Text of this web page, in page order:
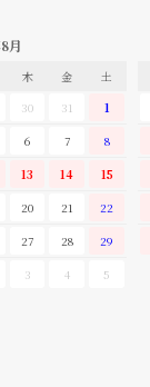
月
木 金
土
30 31
1
6 7
8
13 14
15
20 21
22
27 28
29
3 4 5